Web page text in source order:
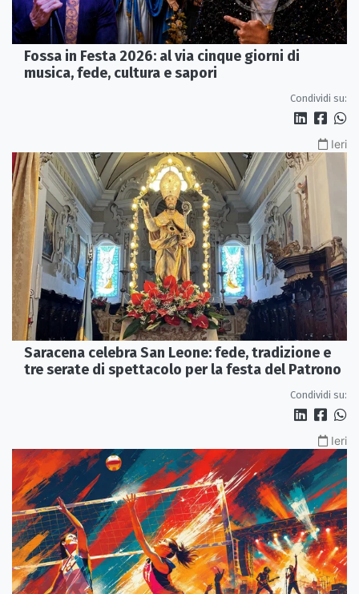
Fossa in Festa 2026: al via cinque giorni di
musica, fede, cultura e sapori
Condividi su:
Ieri
Saracena celebra San Leone: fede, tradizione e
tre serate di spettacolo per la festa del Patrono
Condividi su:
Ieri